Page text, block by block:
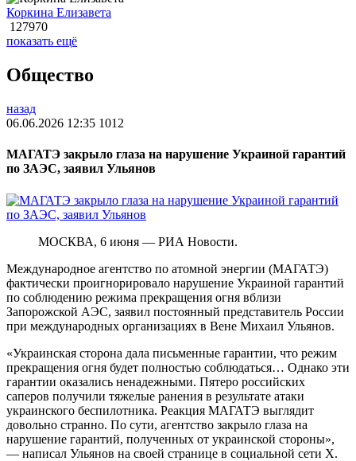
Коркина Елизавета
127970
показать ещё
Общество
назад
06.06.2026 12:35 1012
МАГАТЭ закрыло глаза на нарушение Украиной гарантий
по ЗАЭС, заявил Ульянов
МОСКВА, 6 июня — РИА Новости.
Международное агентство по атомной энергии (МАГАТЭ)
фактически проигнорировало нарушение Украиной гарантий
по соблюдению режима прекращения огня вблизи
Запорожской АЭС, заявил постоянный представитель России
при международных организациях в Вене Михаил Ульянов.
«Украинская сторона дала письменные гарантии, что режим
прекращения огня будет полностью соблюдаться… Однако эти
гарантии оказались ненадежными. Пятеро российских
саперов получили тяжелые ранения в результате атаки
украинского беспилотника. Реакция МАГАТЭ выглядит
довольно странно. По сути, агентство закрыло глаза на
нарушение гарантий, полученных от украинской стороны»,
— написал Ульянов на своей странице в социальной сети X.